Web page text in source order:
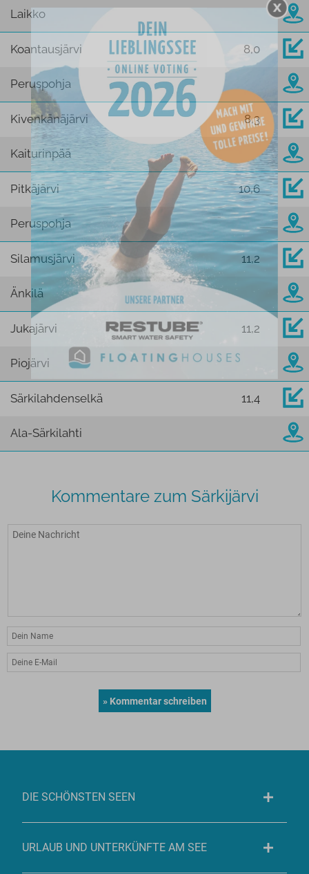
Laikko
Koantausjärvi 8,0
Peruspohja
Kivenkänäjärvi 8,3
Kaiturinpää
Pitkäjärvi 10,6
Peruspohja
Silamusjärvi 11,2
Änkilä
Jukajärvi 11,2
Piojärvi
Särkilahdenselkä 11,4
Ala-Särkilahti
Kommentare zum Särkijärvi
DIE SCHÖNSTEN SEEN
URLAUB UND UNTERKÜNFTE AM SEE